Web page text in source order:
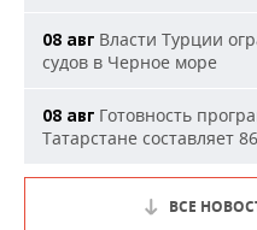
08 авг Власти Турции
судов в Черное море
08 авг Готовность
Татарстане составляет
ВСЕ